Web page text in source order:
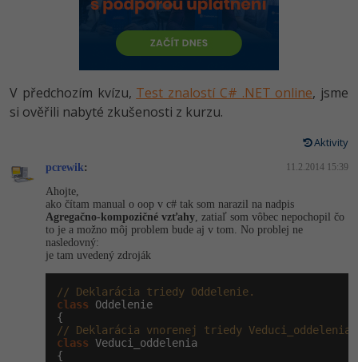
HTML5, CSS3, Bootstrap, SEO
SQL a databáze
Testování a verzování
Spring
ASP.NET MVC
Django
Best practices
JavaScript
Python
MySQL/MariaDB
MS-SQL
SQLite
Vývojář mobilních aplikací
Specialista na AI a bigdata
C# Game developer
Webdesigner
Tester
Systémový administrátor
Grafik / UX/UI návrhář
3D grafik
Projektový manažer
Databázový analytik
Python -80%
JavaScript -80%
PHP
-80%
Swift
Kotlin -80%
C -80%
VB.NET
Návrh SW -80%
V předchozím kvízu, Test znalostí C# .NET online, jsme
si ověřili nabyté zkušenosti z kurzu.
Aktivity
pcrewik: 11.2.2014 15:39
Ahojte,
ako čítam manual o oop v c# tak som narazil na nadpis
Agregačno-kompozičné vzťahy, zatiaľ som vôbec nepochopil čo
to je a možno môj problem bude aj v tom. No problej ne
nasledovný:
je tam uvedený zdroják
// Deklarácia triedy Oddelenie.
class Oddelenie
// Deklarácia vnorenej triedy Veduci_oddelenia.
class Veduci_oddelenia